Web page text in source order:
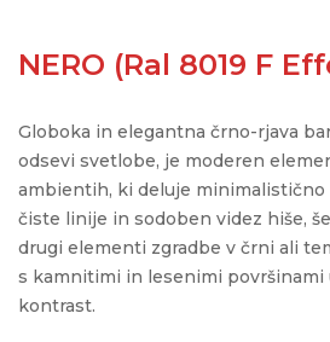
NERO (Ral 8019 F
Globoka in elegantna črno-rjava
odsevi svetlobe, je moderen
ambientih, ki deluje minimalistično
čiste linije in sodoben videz hiše,
drugi elementi zgradbe v črni ali
s kamnitimi in lesenimi
kontrast.